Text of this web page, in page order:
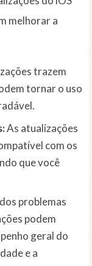
melhorar a
trazem
tornar o uso
As atualizações
com os
que você
problemas
podem
geral do
e a